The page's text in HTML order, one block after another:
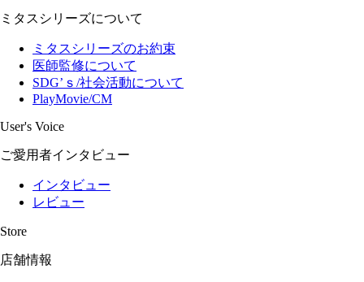
ミタスシリーズについて
ミタスシリーズのお約束
医師監修について
SDG’ｓ/社会活動について
PlayMovie/CM
User's Voice
ご愛用者インタビュー
インタビュー
レビュー
Store
店舗情報